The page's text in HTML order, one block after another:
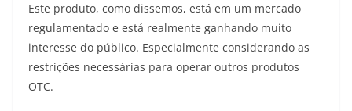
Este produto, como dissemos, está em um mercado
regulamentado e está realmente ganhando muito
interesse do público. Especialmente considerando as
restrições necessárias para operar outros produtos
OTC.